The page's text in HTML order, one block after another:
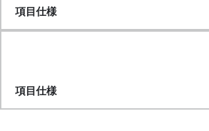
項目仕様
項目仕様